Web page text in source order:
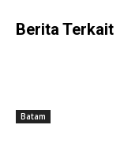
Berita Terkait
Batam